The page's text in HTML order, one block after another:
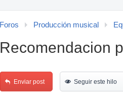
Foros Producción musical
Recomendacion
Enviar post Seguir este hilo